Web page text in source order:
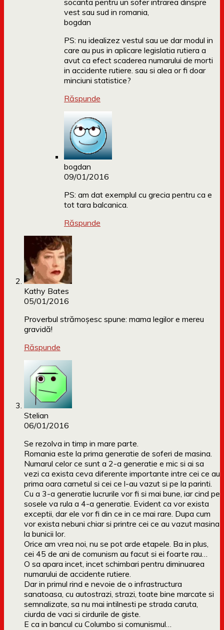
socanta pentru un sofer intrarea dinspre
vest sau sud in romania,
bogdan
PS: nu idealizez vestul sau ue dar modul in
care au pus in aplicare legislatia rutiera a
avut ca efect scaderea numarului de morti
in accidente rutiere. sau si alea or fi doar
minciuni statistice?
Răspunde
bogdan
09/01/2016
PS: am dat exemplul cu grecia pentru ca e
tot tara balcanica.
Răspunde
Kathy Bates
05/01/2016
Proverbul strămoşesc spune: mama legilor e mereu
gravidă!
Răspunde
Stelian
06/01/2016
Se rezolva in timp in mare parte.
Romania este la prima generatie de soferi de masina.
Numarul celor ce sunt a 2-a generatie e mic si ai sa
vezi ca exista ceva diferente importante intre cei ce au
prima oara carnetul si cei ce l-au vazut si pe la parinti.
Cu a 3-a generatie lucrurile vor fi si mai bune, iar cind pe
sosele va rula a 4-a generatie. Evident ca vor exista
exceptii, dar ele vor fi din ce in ce mai rare. Dupa cum
vor exista nebuni chiar si printre cei ce au vazut masina
la bunicii lor.
Orice am vrea noi, nu se pot arde etapele. Ba in plus,
cei 45 de ani de comunism au facut si ei foarte rau…
O sa apara incet, incet schimbari pentru diminuarea
numarului de accidente rutiere.
Dar in primul rind e nevoie de o infrastructura
sanatoasa, cu autostrazi, strazi, toate bine marcate si
semnalizate, sa nu mai intilnesti pe strada caruta,
ciurda de vaci si cirdurile de giste.
E ca in bancul cu Columbo si comunismul…